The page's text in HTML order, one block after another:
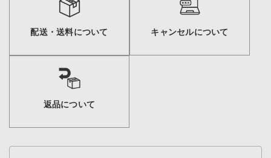
配送・送料について キャンセルについて
返品について